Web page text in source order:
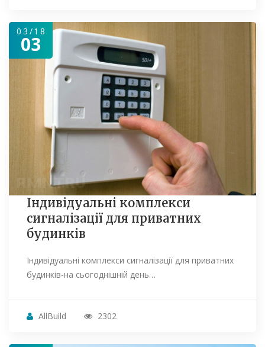
03/18
03
Індивідуальні комплекси
сигналізації для приватних
будинків
Індивідуальні комплекси сигналізації для приватних
будинків-на сьогоднішній день…
AllBuild 2302